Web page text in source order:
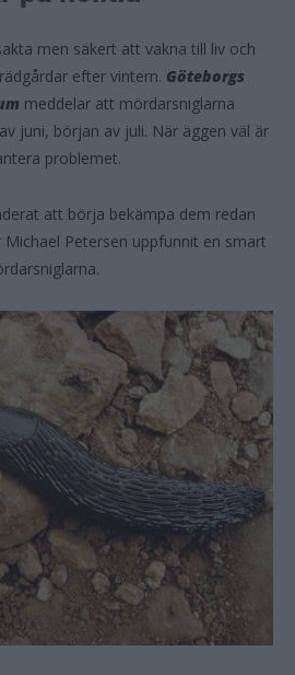
men säkert att vakna till liv och
efter vintern. Göteborgs
meddelar att mördarsniglarna
juni, början av juli. När äggen väl är
problemet.
att börja bekämpa dem redan
Michael Petersen uppfunnit en smart